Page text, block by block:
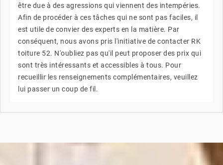
être due à des agressions qui viennent des intempéries.
Afin de procéder à ces tâches qui ne sont pas faciles, il
est utile de convier des experts en la matière. Par
conséquent, nous avons pris l'initiative de contacter RK
toiture 52. N'oubliez pas qu'il peut proposer des prix qui
sont très intéressants et accessibles à tous. Pour
recueillir les renseignements complémentaires, veuillez
lui passer un coup de fil.